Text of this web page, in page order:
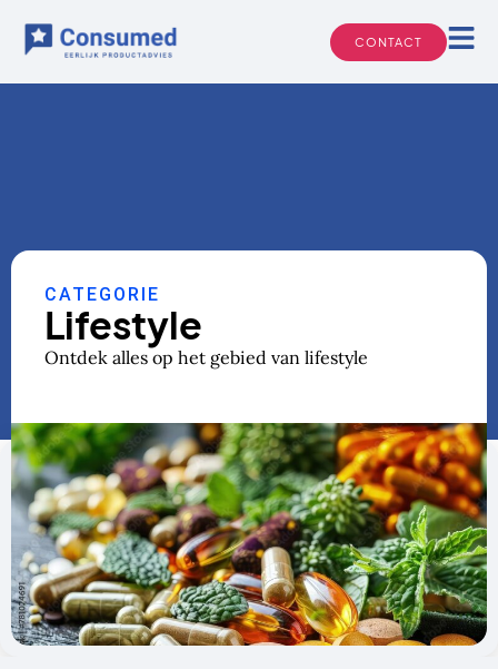
naar
CONTACT
CATEGORIE
Lifestyle
Ontdek alles op het gebied van lifestyle